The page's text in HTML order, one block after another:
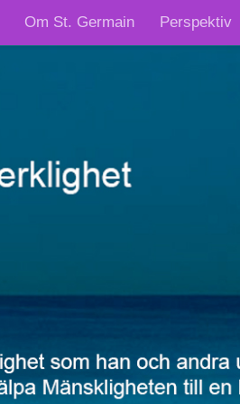
Om St. Germain Perspektiv